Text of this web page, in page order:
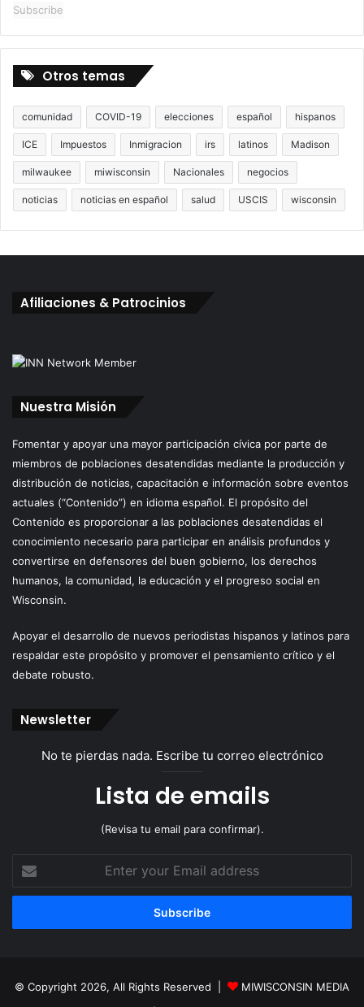
Subscribe
Otros temas
comunidad COVID-19 elecciones español hispanos
ICE Impuestos Inmigracion irs latinos Madison
milwaukee miwisconsin Nacionales negocios
noticias noticias en español salud USCIS wisconsin
Afiliaciones & Patrocinios
Nuestra Misión
Fomentar y apoyar una mayor participación cívica por parte de
miembros de poblaciones desatendidas mediante la producción y
distribución de noticias, capacitación e información sobre eventos
actuales (“Contenido”) en idioma español. El propósito del
Contenido es proporcionar a las poblaciones desatendidas el
conocimiento necesario para participar en análisis profundos y
convertirse en defensores del buen gobierno, los derechos
humanos, la comunidad, la educación y el progreso social en
Wisconsin.
Apoyar el desarrollo de nuevos periodistas hispanos y latinos para
respaldar este propósito y promover el pensamiento crítico y el
debate robusto.
Newsletter
No te pierdas nada. Escribe tu correo electrónico
Lista de emails
(Revisa tu email para confirmar).
your
Email
© Copyright 2026, All Rights Reserved |
MIWISCONSIN MEDIA